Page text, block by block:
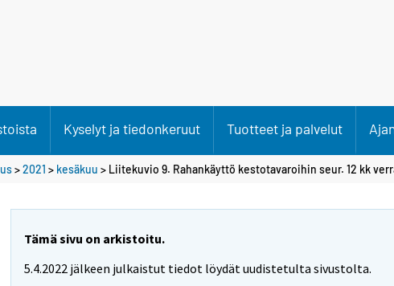
Kyselyt ja tiedonkeruut Tuotteet ja palvelut
>2021 > kesäkuu > Liitekuvio 9. Rahankäyttö kestotavaroihin seur. 12 kk
Tämä sivu on arkistoitu.
5.4.2022 jälkeen julkaistut tiedot löydät uudistetulta sivustolta.